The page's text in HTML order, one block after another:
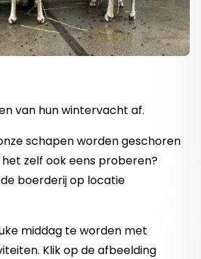
van hun wintervacht af.
schapen worden geschoren
het zelf ook eens proberen?
boerderij op locatie
middag te worden met
Klik op de afbeelding